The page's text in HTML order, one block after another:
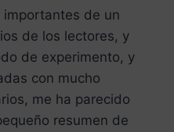
importantes de un
de los lectores, y
de experimento, y
con mucho
me ha parecido
resumen de